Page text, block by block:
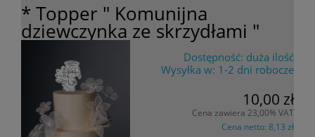
* Topper " Komunijna
dziewczynka ze skrzydłami "
Dostępność: duża ilość
Wysyłka w: 1-2 dni robocze
10,00 zł
Cena zawiera 23,00% VAT
Cena netto: 8,13 zł